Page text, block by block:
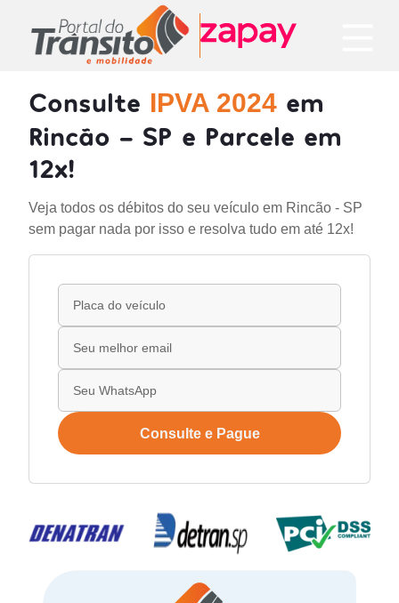
Consulte IPVA 2024 em
Rincão - SP e Parcele em
12x!
Veja todos os débitos do seu veículo em Rincão - SP
sem pagar nada por isso e resolva tudo em até 12x!
Consulte e Pague